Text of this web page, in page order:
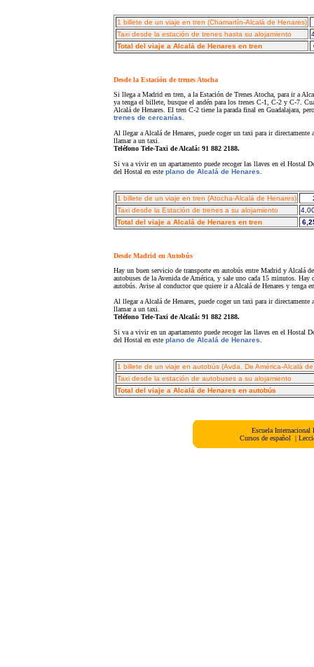
1 billete de un viaje en tren (Chamartín-Alcalá de Henares)
Taxi desde la estación de trenes hasta su alojamiento
Total del viaje a Alcalá de Henares en tren
Desde la Estación de trenes Atocha
Si llega a Madrid en tren, a la Estación de Trenes Atocha, para ir a
ya tenga el billete, busque el andén para los trenes C-1, C-2 y C-7.
Alcalá de Henares. El tren C-2 tiene la parada final en Guadalajara,
trenes de cercanías
Al llegar a Alcalá de Henares, puede coger un taxi para ir
llamar a un taxi.
Teléfono Tele-Taxi de Alcalá: 91 882 2188.
Si va a vivir en un apartamento puede recoger las llaves en el Hostal
del Hostal en este plano de Alcalá de Henares
1 billete de un viaje en tren (Atocha-Alcalá de Henares)
Taxi desde la Estación de trenes a su alojamiento
Total del viaje a Alcalá de Henares en tren
Desde Madrid en Autobús
Hay un buen servicio de transporte en autobús entre Madrid y Alcalá
autobuses de la Avenida de América, y sale uno cada 15 minutos.
autobús. Avise al conductor que quiere ir a Alcalá de Henares y tenga
Al llegar a Alcalá de Henares, puede coger un taxi para ir
llamar a un taxi.
Teléfono Tele-Taxi de Alcalá: 91 882 2188.
Si va a vivir en un apartamento puede recoger las llaves en el Hostal
del Hostal en este plano de Alcalá de Henares
1 billete de un viaje en autobús (Avda. De América-Alcalá
Taxi desde la estación de autobuses a su alojamiento
Total del viaje a Alcalá de Henares en autobús
Escuela
Cursos de español
|